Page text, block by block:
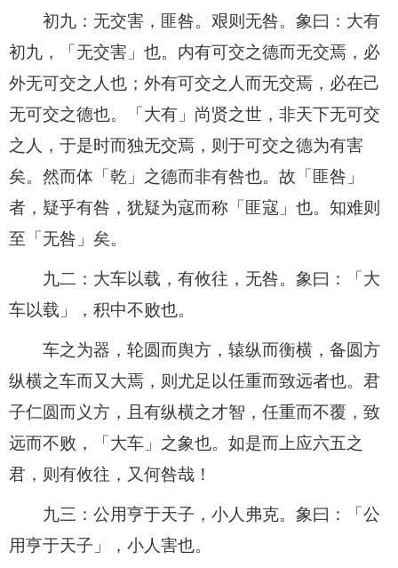
初九：无交害，匪咎。艰则无咎。象曰：大有
初九，「无交害」也。内有可交之德而无交焉，必
外无可交之人也；外有可交之人而无交焉，必在己
无可交之德也。「大有」尚贤之世，非天下无可交
之人，于是时而独无交焉，则于可交之德为有害
矣。然而体「乾」之德而非有咎也。故「匪咎」
者，疑乎有咎，犹疑为寇而称「匪寇」也。知难则
至「无咎」矣。
九二：大车以载，有攸往，无咎。象曰：「大
车以载」，积中不败也。
车之为器，轮圆而舆方，辕纵而衡横，备圆方
纵横之车而又大焉，则尤足以任重而致远者也。君
子仁圆而义方，且有纵横之才智，任重而不覆，致
远而不败，「大车」之象也。如是而上应六五之
君，则有攸往，又何咎哉！
九三：公用亨于天子，小人弗克。象曰：「公
用亨于天子」，小人害也。